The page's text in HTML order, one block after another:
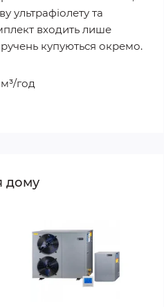
ультрафіолету та
входить лише
купуються окремо.
год
дому